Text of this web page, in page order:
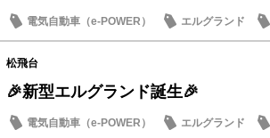
電気自動車（e-POWER）
エルグランド
日産のお店
松飛台
🎉新型エルグランド誕生🎉
電気自動車（e-POWER）
エルグランド